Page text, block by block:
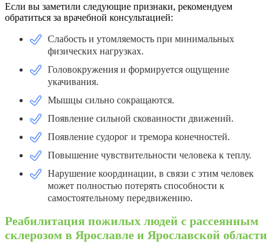
Если вы заметили следующие признаки, рекомендуем
обратиться за врачебной консультацией:
Слабость и утомляемость при минимальных
физических нагрузках.
Головокружения и формируется ощущение
укачивания.
Мышцы сильно сокращаются.
Появление сильной скованности движений.
Появление судорог и тремора конечностей.
Повышение чувствительности человека к теплу.
Нарушение координации, в связи с этим человек
может полностью потерять способности к
самостоятельному передвижению.
Реабилитация пожилых людей с рассеянным
склерозом в Ярославле и Ярославской области